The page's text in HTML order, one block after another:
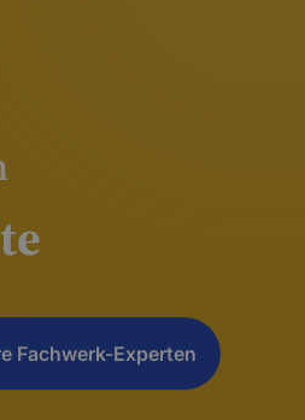
Fachwerk-Experten